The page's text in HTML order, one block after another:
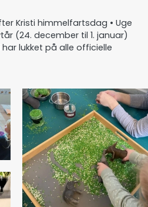
Kristi himmelfartsdag • Uge
(24. december til 1. januar)
lukket på alle officielle